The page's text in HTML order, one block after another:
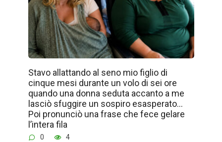
Stavo allattando al seno mio figlio di
cinque mesi durante un volo di sei ore
quando una donna seduta accanto a me
lasciò sfuggire un sospiro esasperato…
Poi pronunciò una frase che fece gelare
l’intera fila
0 4